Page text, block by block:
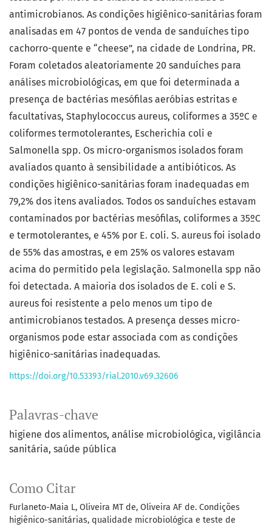
Palavras-chave
higiene dos alimentos análise microbiológica vigilância
sanitária saúde pública
Como Citar
Furlaneto-Maia L, Oliveira MT de, Oliveira AF de. Condições
higiênico-sanitárias, qualidade microbiológica e teste de
antimicrobianos. As condições higiênico-sanitárias foram
analisadas em 47 pontos de venda de sanduíches tipo
cachorro-quente e “cheese”, na cidade de Londrina, PR.
Foram coletados aleatoriamente 20 sanduíches para
análises microbiológicas, em que foi determinada a
presença de bactérias mesófilas aeróbias estritas e
facultativas, Staphylococcus aureus, coliformes a 35ºC e
coliformes termotolerantes, Escherichia coli e
Salmonella spp. Os micro-organismos isolados foram
avaliados quanto à sensibilidade a antibióticos. As
condições higiênico-sanitárias foram inadequadas em
79,2% dos itens avaliados. Todos os sanduíches estavam
contaminados por bactérias mesófilas, coliformes a 35ºC
e termotolerantes, e 45% por E. coli. S. aureus foi isolado
de 55% das amostras, e em 25% os valores estavam
acima do permitido pela legislação. Salmonella spp não
foi detectada. A maioria dos isolados de E. coli e S.
aureus foi resistente a pelo menos um tipo de
antimicrobianos testados. A presença desses micro-
organismos pode estar associada com as condições
higiênico-sanitárias inadequadas.
https://doi.org/10.53393/rial.2010.v69.32606